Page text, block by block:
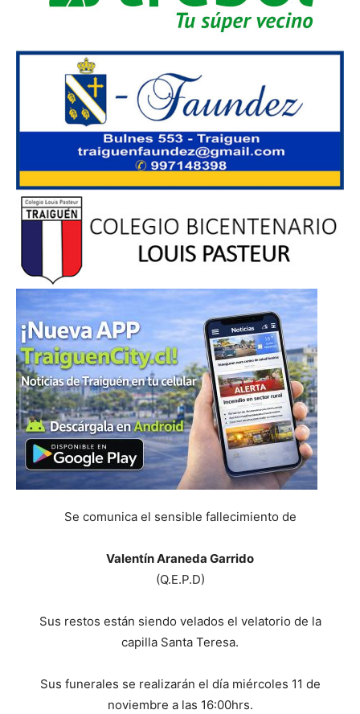
Se comunica el sensible fallecimiento de
Valentín Araneda Garrido
(Q.E.P.D)
Sus restos están siendo velados el velatorio de la
capilla Santa Teresa.
Sus funerales se realizarán el día miércoles 11 de
noviembre a las 16:00hrs.